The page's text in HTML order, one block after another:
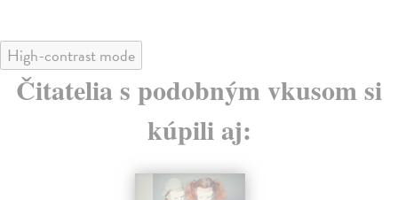
High-contrast mode
Čitatelia s podobným vkusom si
kúpili aj: